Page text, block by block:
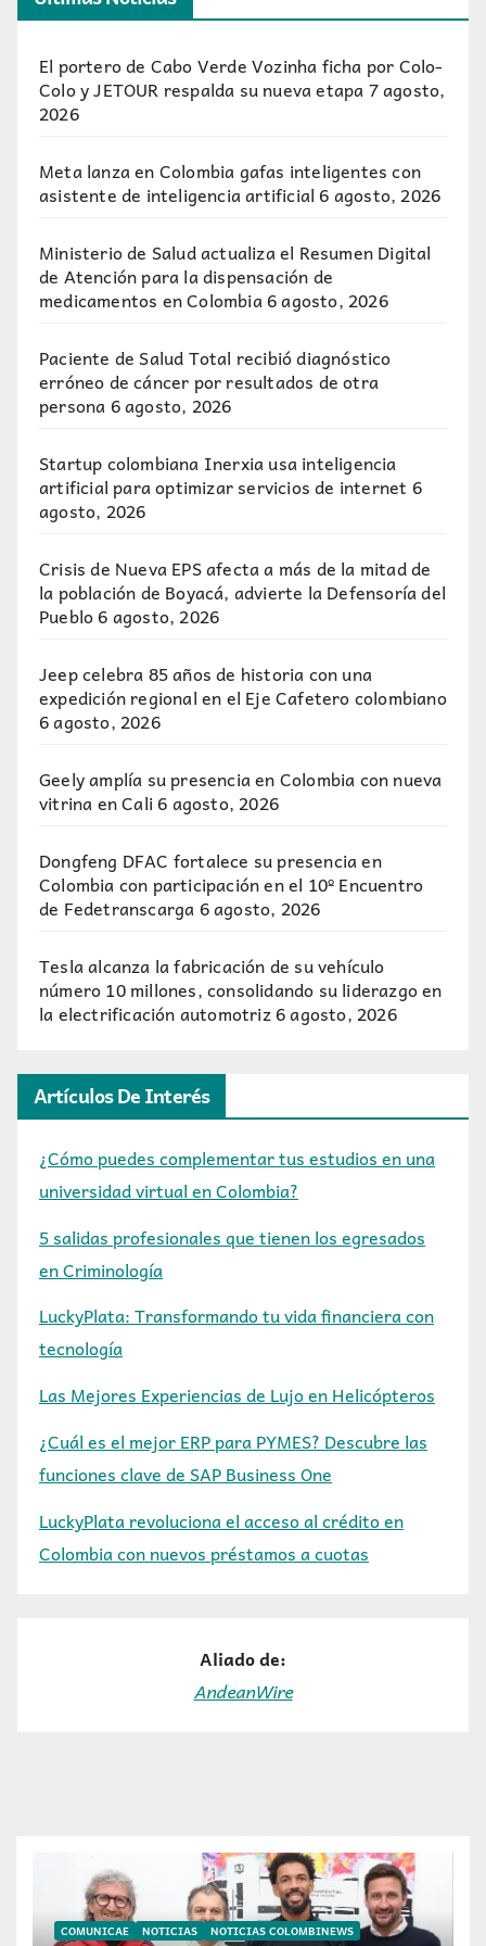
El portero de Cabo Verde Vozinha ficha por Colo-
Colo y JETOUR respalda su nueva etapa7 agosto,
2026
Meta lanza en Colombia gafas inteligentes con
asistente de inteligencia artificial 6 agosto, 2026
Ministerio de Salud actualiza el Resumen Digital
de Atención para la dispensación de
medicamentos en Colombia6 agosto, 2026
Paciente de Salud Total recibió diagnóstico
erróneo de cáncer por resultados de otra
persona6 agosto, 2026
Startup colombiana Inerxia usa inteligencia
artificial para optimizar servicios de internet 6
agosto, 2026
Crisis de Nueva EPS afecta a más de la mitad de
la población de Boyacá, advierte la Defensoría del
Pueblo6 agosto, 2026
Jeep celebra 85 años de historia con una
expedición regional en el Eje Cafetero colombiano
6 agosto, 2026
Geely amplía su presencia en Colombia con nueva
vitrina en Cali 6 agosto, 2026
Dongfeng DFAC fortalece su presencia en
Colombia con participación en el 10º Encuentro
de Fedetranscarga6 agosto, 2026
Tesla alcanza la fabricación de su vehículo
número 10 millones, consolidando su liderazgo en
la electrificación automotriz6 agosto, 2026
Artículos De Interés
¿Cómo puedes complementar tus estudios en una
universidad virtual en Colombia?
5 salidas profesionales que tienen los egresados
en Criminología
LuckyPlata: Transformando tu vida financiera con
tecnología
Las Mejores Experiencias de Lujo en Helicópteros
¿Cuál es el mejor ERP para PYMES? Descubre las
funciones clave de SAP Business One
LuckyPlata revoluciona el acceso al crédito en
Colombia con nuevos préstamos a cuotas
Aliado de:
AndeanWire
COMUNICAE NOTICIAS NOTICIAS COLOMBINEWS